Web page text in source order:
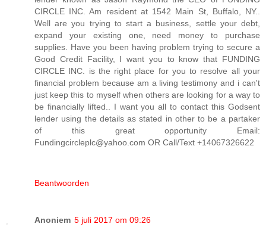
CIRCLE INC. Am resident at 1542 Main St, Buffalo, NY..
Well are you trying to start a business, settle your debt,
expand your existing one, need money to purchase
supplies. Have you been having problem trying to secure a
Good Credit Facility, I want you to know that FUNDING
CIRCLE INC. is the right place for you to resolve all your
financial problem because am a living testimony and i can't
just keep this to myself when others are looking for a way to
be financially lifted.. I want you all to contact this Godsent
lender using the details as stated in other to be a partaker
of this great opportunity Email:
Fundingcircleplc@yahoo.com OR Call/Text +14067326622
Beantwoorden
Anoniem 5 juli 2017 om 09:26